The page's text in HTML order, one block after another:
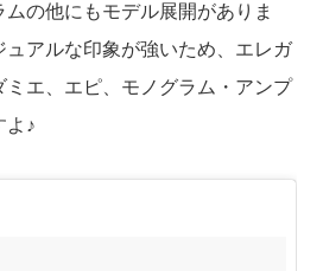
の他にもモデル展開がありま
ュアルな印象が強いため、エレガ
ミエ、エピ、モノグラム・アンプ
よ♪